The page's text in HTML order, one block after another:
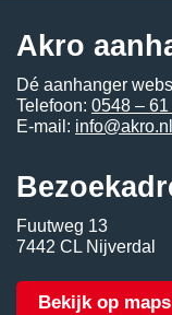
Akro
Dé aanhanger
Telefoon: 0548 – 61
E-mail: info@akro.nl
Fuutweg 13
7442 CL Nijverdal
Bekijk op maps